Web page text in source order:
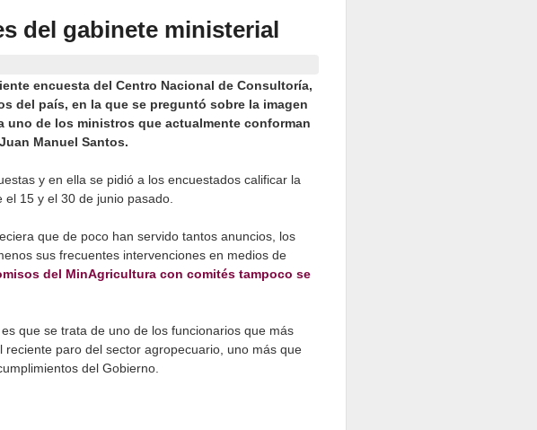
del gabinete ministerial
encuesta del Centro Nacional de Consultoría,
del país, en la que se preguntó sobre la imagen
uno de los ministros que actualmente conforman
Manuel Santos.
y en ella se pidió a los encuestados calificar la
15 y el 30 de junio pasado.
que de poco han servido tantos anuncios, los
sus frecuentes intervenciones en medios de
del MinAgricultura con comités tampoco se
que se trata de uno de los funcionarios que más
paro del sector agropecuario, uno más que
del Gobierno.